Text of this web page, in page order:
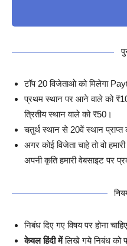
टॉप 20 विजेताओ को मिलेगा
प्रथम स्थान पर आने वाले को
त्रितीय स्थान वाले को ₹50।
चतुर्थ स्थान से 20वें स्थान
अगर कोई विजेता चाहे तो वो
अपनी कृति हमारी वेबसाइट पर
निबंध दिए गए विषय पर होना
केवल हिंदी मेंलिखे गये निबंध को